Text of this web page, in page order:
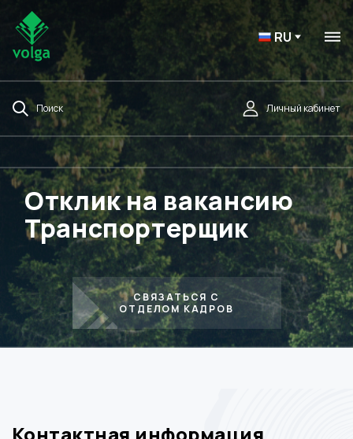
RU
Поиск Личный кабинет
Отклик на вакансию
Транспортерщик
СВЯЗАТЬСЯ С
ОТДЕЛОМ КАДРОВ